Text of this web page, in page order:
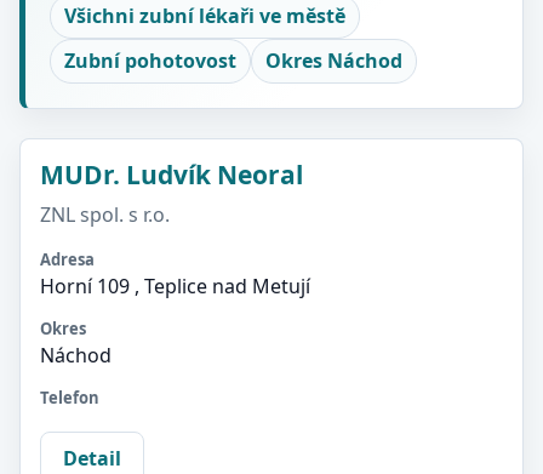
Všichni zubní lékaři ve městě
Zubní pohotovost
Okres Náchod
MUDr. Ludvík Neoral
ZNL spol. s r.o.
Adresa
Horní 109 , Teplice nad Metují
Okres
Náchod
Telefon
Detail